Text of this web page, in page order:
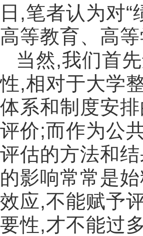
日 ,笔者认为对“
高等教育、高
当然,我们首
性,相对于大学
体系和制度安
评价;而作为公
评估的方法和
的影响常常是
效应,不能赋予
要性,才不能过